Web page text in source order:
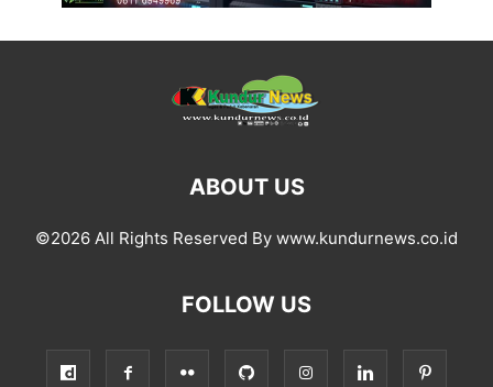
ABOUT US
©2026 All Rights Reserved By www.kundurnews.co.id
FOLLOW US